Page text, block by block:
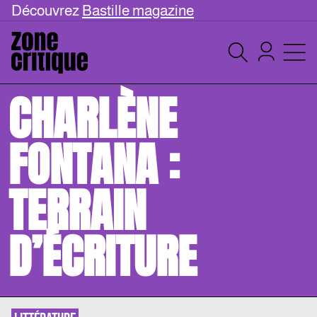
Découvrez Bastille magazine
CHARLÈNE
FONTANA :
TERRAIN
D’ÉCRITURE